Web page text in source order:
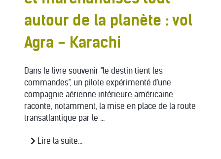
autour de la planète : vol
Agra - Karachi
Dans le livre souvenir "le destin tient les
commandes", un pilote expérimenté d'une
compagnie aérienne intérieure américaine
raconte, notamment, la mise en place de la route
transatlantique par le ...
Lire la suite...